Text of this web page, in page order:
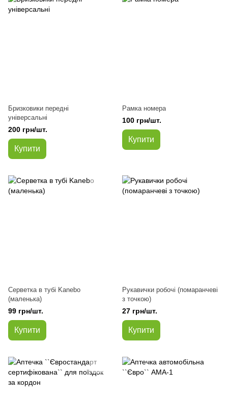
Бризковики передні
універсальні
200 грн/шт.
Купити
Рамка номера
100 грн/шт.
Купити
Серветка в тубі Kanebo
(маленька)
99 грн/шт.
Купити
Рукавички робочі (помаранчеві
з точкою)
27 грн/шт.
Купити